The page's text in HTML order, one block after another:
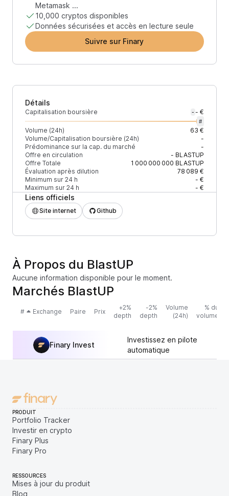
Metamask ...
10,000 cryptos disponibles
Données sécurisées et accès en lecture seule
Suivre sur Finary
Détails
Capitalisation boursière - - €
#
Volume (24h)
63 €
Volume/Capitalisation boursière (24h)
-
Prédominance sur la cap. du marché
-
Offre en circulation
- BLASTUP
Offre Totale
1 000 000 000 BLASTUP
Évaluation après dilution
78 089 €
Minimum sur 24 h
- €
Maximum sur 24 h
- €
Liens officiels
Site internet Github
À Propos du BlastUP
Aucune information disponible pour le moment.
Marchés BlastUP
# Exchange Paire Prix
+2%
depth
-2%
depth
Volume
(24h)
% du
volume
Finary Invest
Investissez en pilote
automatique
PRODUIT
Portfolio Tracker
Investir en crypto
Finary Plus
Finary Pro
RESSOURCES
Mises à jour du produit
Blog